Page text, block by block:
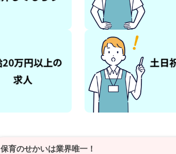
保育のせかいは業界唯一！